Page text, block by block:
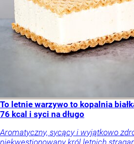
To letnie warzywo to kopalnia
76 kcal i syci na długo
Aromatyczny, sycący i wyjątkowo